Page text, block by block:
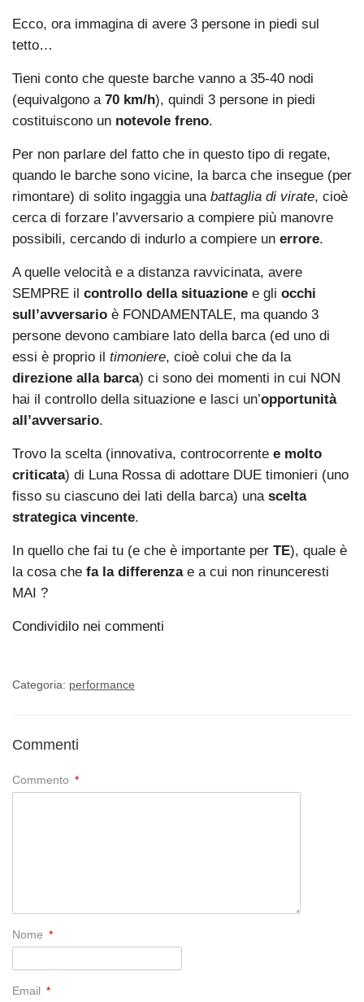
Ecco, ora immagina di avere 3 persone in piedi sul
tetto…
Tieni conto che queste barche vanno a 35-40 nodi
(equivalgono a 70 km/h), quindi 3 persone in piedi
costituiscono un notevole freno.
Per non parlare del fatto che in questo tipo di regate,
quando le barche sono vicine, la barca che insegue (per
rimontare) di solito ingaggia una battaglia di virate, cioè
cerca di forzare l’avversario a compiere più manovre
possibili, cercando di indurlo a compiere un errore.
A quelle velocità e a distanza ravvicinata, avere
SEMPRE il controllo della situazione e gli occhi
sull’avversario è FONDAMENTALE, ma quando 3
persone devono cambiare lato della barca (ed uno di
essi è proprio il timoniere, cioè colui che da la
direzione alla barca) ci sono dei momenti in cui NON
hai il controllo della situazione e lasci un’opportunità
all’avversario.
Trovo la scelta (innovativa, controcorrente e molto
criticata) di Luna Rossa di adottare DUE timonieri (uno
fisso su ciascuno dei lati della barca) una scelta
strategica vincente.
In quello che fai tu (e che è importante per TE), quale è
la cosa che fa la differenzae a cui non rinunceresti
MAI ?
Condividilo nei commenti
Categoria: performance
Commenti
Commento *
Nome *
Email *